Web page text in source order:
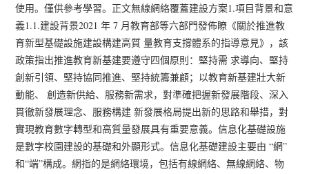
使用。僅供參考學習。正文無線網絡覆蓋建設方案1.項目背景和意
義1.1.建設背景2021 年 7 月教育部等六部門發佈瞭《關於推進教
育新型基礎設施建設構建高質 量教育支撐體系的指導意見》，該
政策指出推進教育新基建要遵守四個原則：堅持需 求導向、堅持
創新引領、堅持協同推進、堅持統籌兼顧；以教育新基建壯大新
動能、 創造新供給、服務新需求，對準確把握新發展階段、深入
貫徹新發展理念、服務構建 新發展格局提出新的思路和舉措，對
實現教育數字轉型和高質量發展具有重要意義。信息化基礎設施
是數字校園建設的基礎和外顯形式。信息化基礎建設主要由 “網”
和“端”構成。網指的是網絡環境，包括有線網絡、無線網絡、物